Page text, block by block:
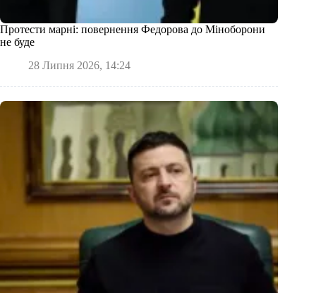
Протести марні: повернення Федорова до Міноборони
не буде
28 Липня 2026, 14:24